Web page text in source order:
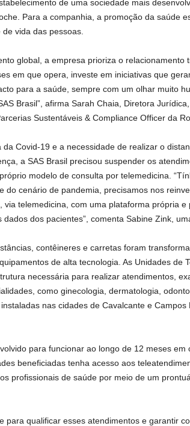
de uma sociedade mais
Para a companhia, a promoção da saúde
vida das pessoas.
global, a empresa prioriza o relacionamento
em que opera, investe em iniciativas que
para a saúde, sempre com um olhar muito
Brasil”, afirma Sarah Chaia, Diretora
Sustentáveis & Compliance Officer da
da Covid-19 e a necessidade de realizar o
a SAS Brasil precisou suspender os
modelo de consulta por telemedicina.
do cenário de pandemia, precisamos nos
via telemedicina, com uma plataforma própria
dos pacientes”, comenta Sabine Zink,
contêineres e carretas foram
de alta tecnologia. As Unidades de
necessária para realizar atendimentos,
como ginecologia, dermatologia,
nas cidades de Cavalcante e
para funcionar ao longo de 12 meses em
beneficiadas tenha acesso aos
profissionais de saúde por meio de um
para qualificar esses atendimentos e garantir